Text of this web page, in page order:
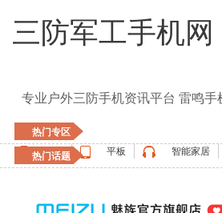
三防军工手机网
专业户外三防手机资讯平台 雷鸣手
热门专区
手机
平板 智能家居
热门话题